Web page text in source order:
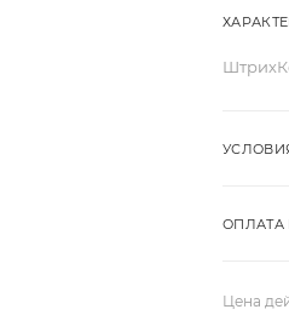
ОПЛАТА
Цена